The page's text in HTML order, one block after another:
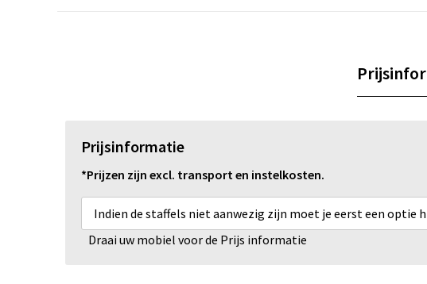
Prijsinformatie
*Prijzen zijn excl. transport en instelkosten.
Indien de staffels niet aanwezig zijn moet je eerst een optie
Draai uw mobiel voor de Prijs informatie